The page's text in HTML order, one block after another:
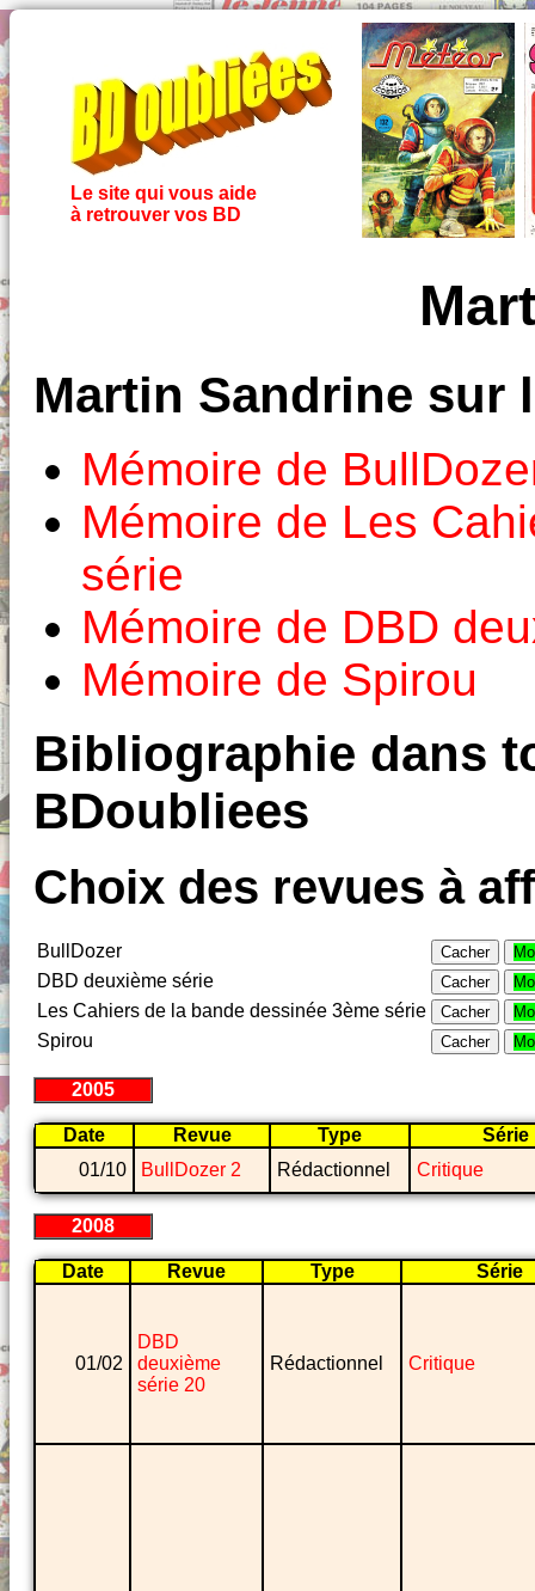
Le site qui vous aide
à retrouver vos BD
Martin Sandrine sur
Mémoire de
Mémoire de Les
série
Mémoire de DBD
Mémoire de Spirou
Bibliographie dans
BDoubliees
Choix des revues à
BullDozer Cacher
DBD deuxième série Cacher
Les Cahiers de la bande dessinée 3ème série Cacher
Spirou Cacher
2005
Date Revue Type
Série
01/10
BullDozer 2 Rédactionnel Critique
2008
Date Revue Type Série
01/02
DBD
deuxième
série 20
Rédactionnel Critique